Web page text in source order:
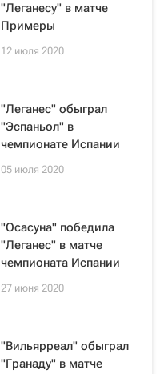
"Леганесу" в матче
Примеры
12 июля 2020
"Леганес" обыграл
"Эспаньол" в
чемпионате Испании
05 июля 2020
"Осасуна" победила
"Леганес" в матче
чемпионата Испании
27 июня 2020
"Вильярреал" обыграл
"Гранаду" в матче